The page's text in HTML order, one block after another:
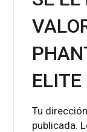
ELITE
Tu
publicada.